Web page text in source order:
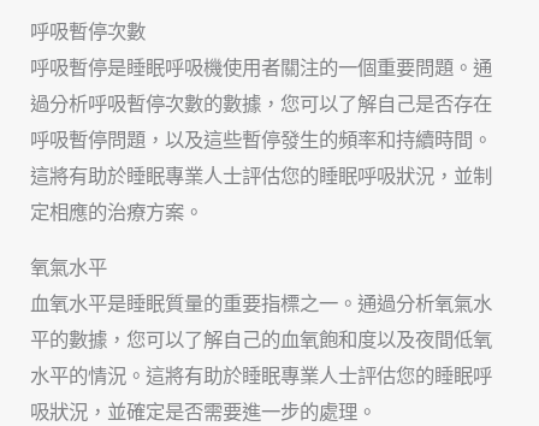
呼吸暫停次數
呼吸暫停是睡眠呼吸機使用者關注的一個重要問題。通
過分析呼吸暫停次數的數據，您可以了解自己是否存在
呼吸暫停問題，以及這些暫停發生的頻率和持續時間。
這將有助於睡眠專業人士評估您的睡眠呼吸狀況，並制
定相應的治療方案。
氧氣水平
血氧水平是睡眠質量的重要指標之一。通過分析氧氣水
平的數據，您可以了解自己的血氧飽和度以及夜間低氧
水平的情況。這將有助於睡眠專業人士評估您的睡眠呼
吸狀況，並確定是否需要進一步的處理。